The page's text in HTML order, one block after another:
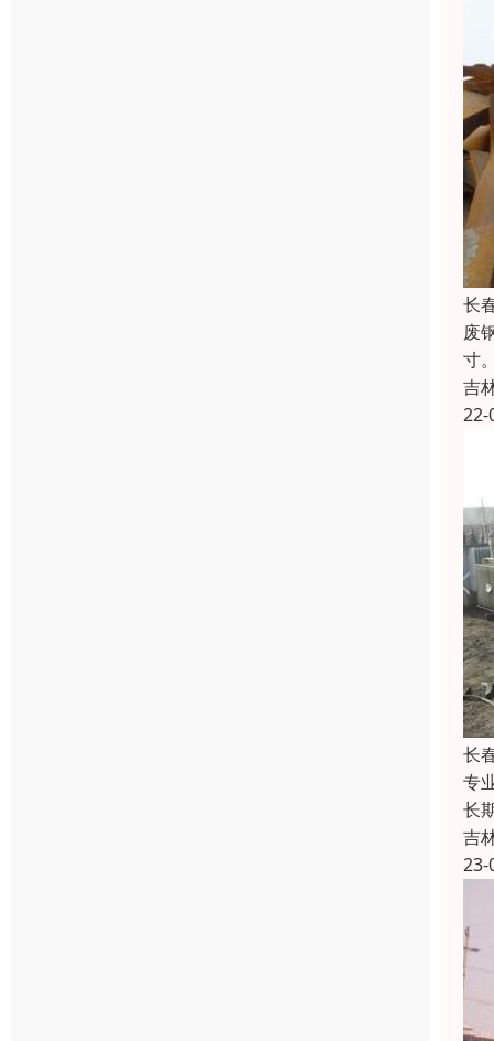
长
废
寸
吉
22-
长
专
长
吉
23-